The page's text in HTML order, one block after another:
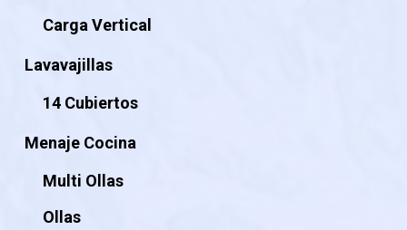
Carga Vertical
Lavavajillas
14 Cubiertos
Menaje Cocina
Multi Ollas
Ollas